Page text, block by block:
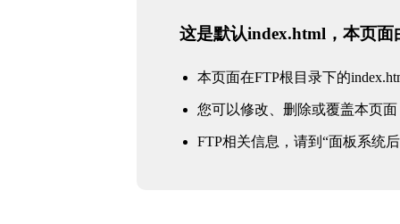
这是默认index.html，本页面
本页面在FTP根目录下的
您可以修改、删除或覆盖本页面
FTP相关信息，请到“面板系统